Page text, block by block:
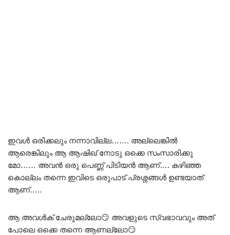
ഇവൾ ഒരിക്കലും നന്നാവില്ല……. അല്ലെങ്കിൽ
ആരെങ്കിലും ആ ആഷിഖ് നോടു ഒക്കെ സംസാരിക്കു
മോ…… അവൻ ഒരു പെണ്ണ് പിടിയൻ ആണ്…. കഴിഞ്ഞ
കൊല്ലം തന്നെ ഇവിടെ ഒരുപാട് പ്രശ്നങ്ങൾ ഉണ്ടയാത്
ആണ്…..
ആ അവൾക് ചേരുമല്ലോ😏 അവളുടെ സ്വഭാവവും അത്
പോലെ ഒക്കെ തന്നെ ആണല്ലോ😏